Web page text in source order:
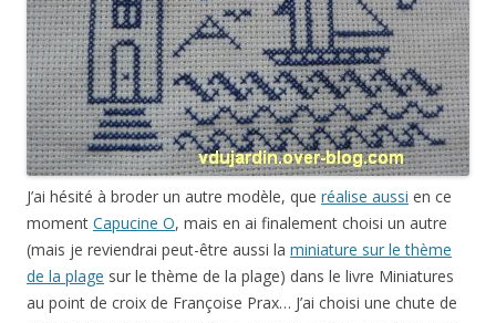
J’ai hésité à broder un autre modèle, que réalise aussi en ce
moment Capucine O, mais en ai finalement choisi un autre
(mais je reviendrai peut-être aussi la miniature sur le thème
de la plage sur le thème de la plage) dans le livre Miniatures
au point de croix de Françoise Prax… J’ai choisi une chute de